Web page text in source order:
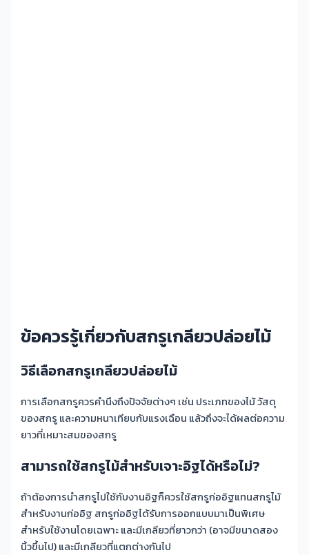
ข้อควรรู้เกี่ยวกับสกรูเกลียวปล่อยไม้
วิธีเลือกสกรูเกลียวปล่อยไม้
การเลือกสกรูควรคำนึงถึงปัจจัยต่างๆ เช่น ประเภทของไม้ วัสดุ
ของสกรู และความหนาเทียบกับแรงเฉือน แล้วถึงจะได้ผลต่อความ
ยาวที่เหมาะสมของสกรู
สามารถใช้สกรูไม้สำหรับเจาะอิฐได้หรือไม่?
ถ้าต้องการนำสกรูไปใช้กับงานอิฐก็ควรใช้สกรูก่ออิฐแทนสกรูไม้
สำหรับงานก่ออิฐ สกรูก่ออิฐได้รับการออกแบบมาเป็นพิเศษ
สำหรับใช้งานโดยเฉพาะ และมีเกลียวที่ยาวกว่า (อาจมีขนาดสอง
นิ้วขึ้นไป) และมีเกลียวที่แตกต่างกันไป